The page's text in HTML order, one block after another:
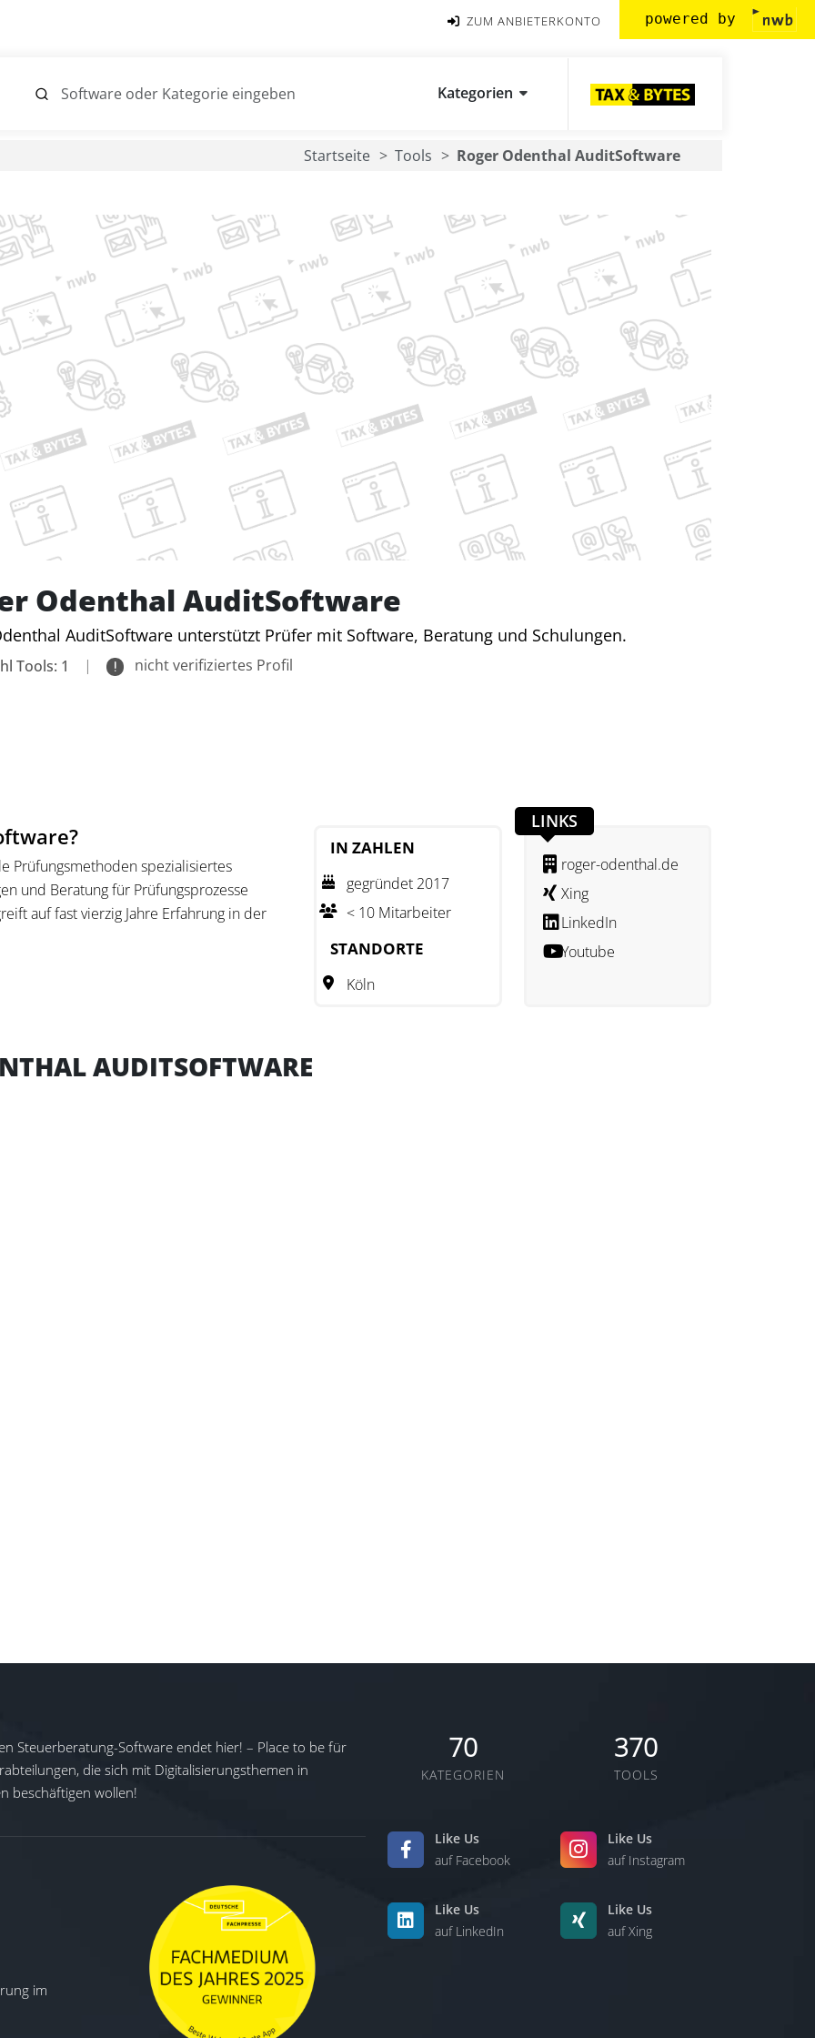
ZUM ANBIETERKONTO powered by
Kategorien
Startseite Tools Roger Odenthal AuditSoftware
Odenthal AuditSoftware
AuditSoftware unterstützt Prüfer mit Software, Beratung und Schulungen.
Tools: 1 | nicht verifiziertes Profil
Prüfungsmethoden spezialisiertes
und Beratung für Prüfungsprozesse
auf fast vierzig Jahre Erfahrung in der
abzudecken - von einfachen
IN ZAHLEN
gegründet 2017
< 10 Mitarbeiter
STANDORTE
Köln
LINKS
roger-odenthal.de
Xing
LinkedIn
Youtube
AUDITSOFTWARE
Steuerberatung-Software endet hier! – Place to be für
die sich mit Digitalisierungsthemen in
beschäftigen wollen!
im
70
KATEGORIEN
370
TOOLS
Like Us
auf Facebook
Like Us
auf Instagram
Like Us
auf LinkedIn
Like Us
auf Xing